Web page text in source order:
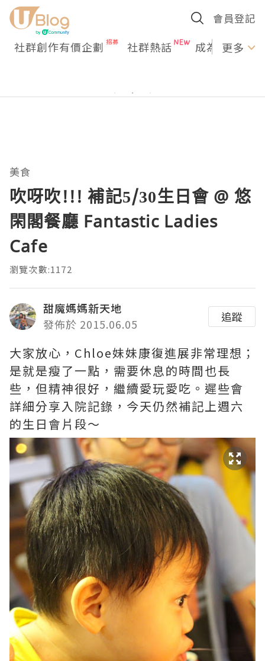
會員登記
社群創作有價企劃 社群熱話 成為U更多
美食
吹呀吹!!! 補記5/30生日會 @ 悠
閑閣餐廳 Fantastic Ladies
Cafe
瀏覽次數:1172
甜魔媽媽新天地
發佈於 2015.06.05
追蹤
大家放心，Chloe妹妹康復進展非常理想；
是就是瘦了一點，需要休息的時間也長
些，但精神很好，繼續愛玩愛吃。遲些會
詳細分享入院記錄，今天仍然補記上週六
的生日會片段～